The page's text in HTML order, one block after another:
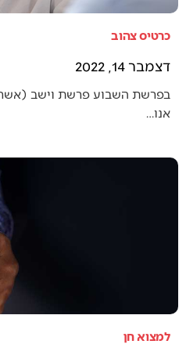
כרטיס צהוב
דצמבר 14, 2022
בפרשת השבוע פרשת וישב (אשר
אנו…
למצוא חן